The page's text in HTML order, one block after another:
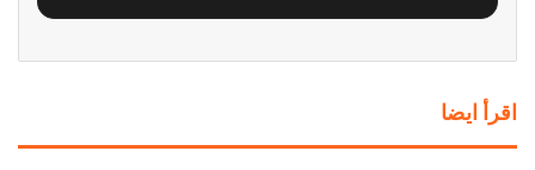
اقرأ ايضا